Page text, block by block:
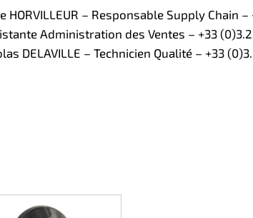
HORVILLEUR – Responsable Supply Chain
Administration des Ventes – +33
DELAVILLE – Technicien Qualité – +33